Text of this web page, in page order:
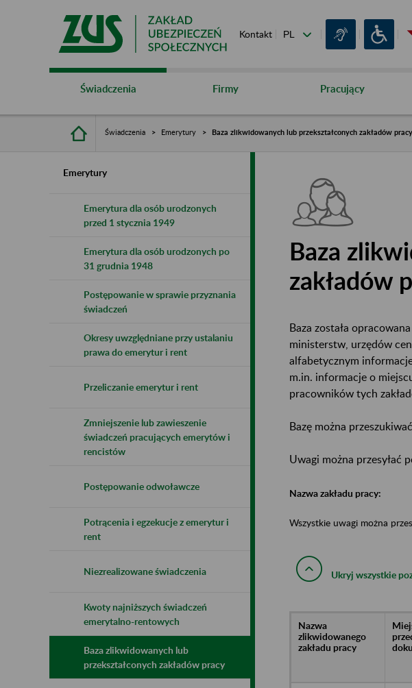
Kontakt
Świadczenia Firmy Pracujący
Świadczenia Emerytury Baza zlikwidowanych lub przekształconych zakładów pracy
Emerytury
Emerytura dla osób urodzonych
przed 1 stycznia 1949
Emerytura dla osób urodzonych po
31 grudnia 1948
Postępowanie w sprawie przyznania
świadczeń
Okresy uwzględniane przy ustalaniu
prawa do emerytur i rent
Przeliczanie emerytur i rent
Zmniejszenie lub zawieszenie
świadczeń pracujących emerytów i
rencistów
Postępowanie odwoławcze
Potrącenia i egzekucje z emerytur i
rent
Niezrealizowane świadczenia
Kwoty najniższych świadczeń
emerytalno-rentowych
Baza zlikwidowanych lub
przekształconych zakładów pracy
Baza
zakładów
Baza została
ministerstw, urzędów
alfabetycznym
m.in. informacje o
pracowników tych
Bazę można
Uwagi można przesyłać
Nazwa zakładu pracy:
Wszystkie uwagi można
Ukryj wszystkie
Nazwa
zlikwidowanego
zakładu pracy